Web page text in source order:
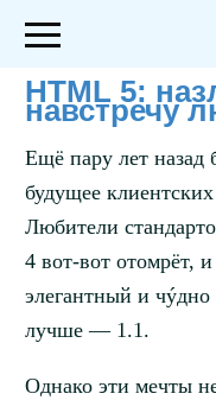
HTML 5:
навстречу
Ещё пару лет назад
будущее
Любители
4 вот-вот отомрёт,
элегантный и
лучше — 1.1.
Однако эти мечты